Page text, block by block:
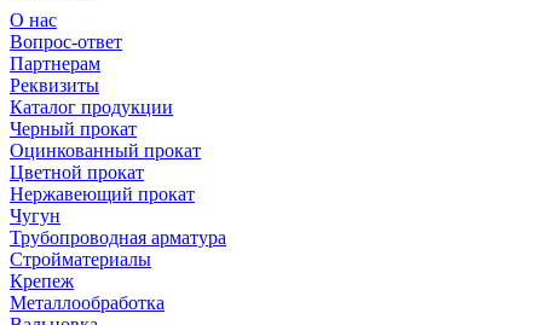
О нас
Вопрос-ответ
Партнерам
Реквизиты
Каталог продукции
Черный прокат
Оцинкованный прокат
Цветной прокат
Нержавеющий прокат
Чугун
Трубопроводная арматура
Стройматериалы
Крепеж
Металлообработка